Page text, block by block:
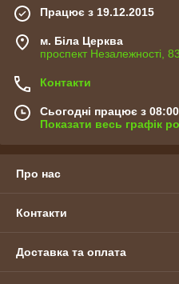
Працює з 19.12.2015
м. Біла Церква
проспект Незалежності,
Контакти
Сьогодні працює з
Показати весь графік
Про нас
Контакти
Доставка та оплата